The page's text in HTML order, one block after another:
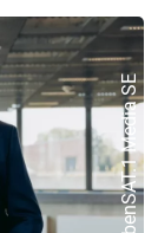
ProSiebenSAT.1 Media SE